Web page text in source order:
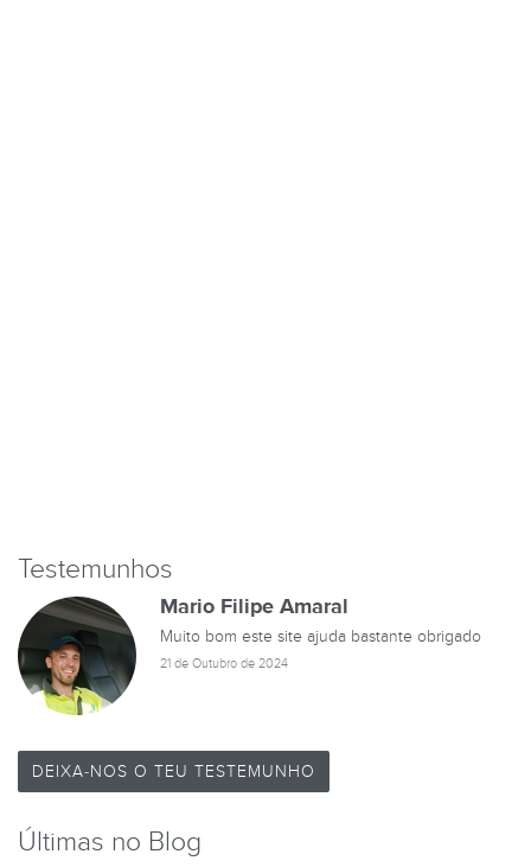
Testemunhos
Mario Filipe Amaral
Muito bom este site ajuda bastante obrigado
21 de Outubro de 2024
DEIXA-NOS O TEU TESTEMUNHO
Últimas no Blog